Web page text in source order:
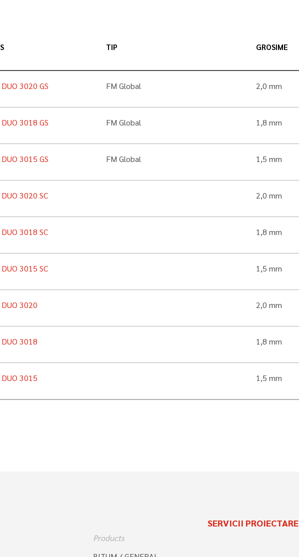
TIP GROSIME
3020 GS FM Global 2,0 mm
3018 GS FM Global 1,8 mm
3015 GS FM Global 1,5 mm
3020 SC 2,0 mm
3018 SC 1,8 mm
3015 SC 1,5 mm
3020 2,0 mm
3018 1,8 mm
3015 1,5 mm
Products
SERVICII PROIECTARE